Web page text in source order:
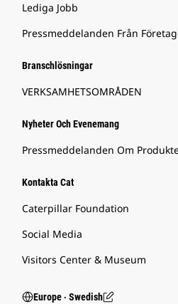
Lediga Jobb
Pressmeddelanden Från
Branschlösningar
VERKSAMHETSOMRÅDEN
Nyheter Och Evenemang
Pressmeddelanden Om
Kontakta Cat
Caterpillar Foundation
Social Media
Visitors Center & Museum
Europe ‧ Swedish